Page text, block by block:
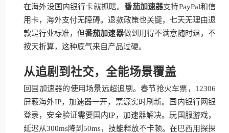
在海外没国内银行卡就抓瞎。番茄加速器支持PayPal和信
用卡，海外支付无障碍。退款政策也关键，七天无理由退
款是行业标准，但番茄加速器做到用得不满意随时退，不
按天折算，这种底气来自产品过硬。
从追剧到社交，全能场景覆盖
回国加速器的使用场景远超追剧。春节抢火车票，12306
屏蔽海外IP，加速器一开，票源实时刷新。国内银行网银
登录，安全验证需要国内IP，加速器解决。玩国服游戏，
延迟从300ms降到50ms，技能释放不卡顿。在巴西用探探